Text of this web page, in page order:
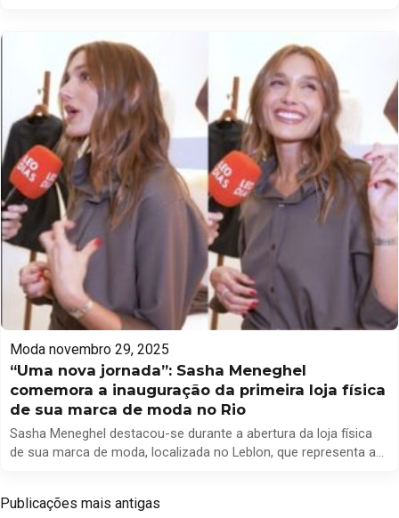
inspiração que moldaram sua nova coleção. A empresária
expressou sua gratidão pelo apoio e destacou o […]
Moda novembro 29, 2025
“Uma nova jornada”: Sasha Meneghel
comemora a inauguração da primeira loja física
de sua marca de moda no Rio
Sasha Meneghel destacou-se durante a abertura da loja física
de sua marca de moda, localizada no Leblon, que representa a
Monique Arruda, do portal LeoDias, a filha de Xuxa expressou
Navegação
Publicações mais antigas